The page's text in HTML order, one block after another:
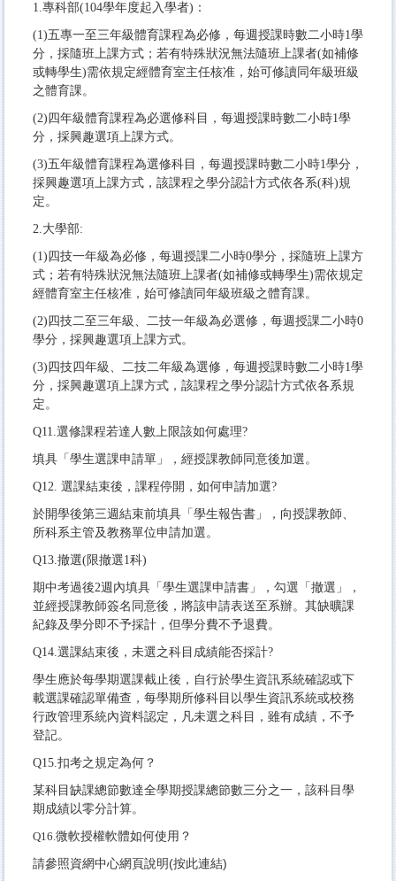
1.專科部(104學年度起入學者)：
(1)五專一至三年級體育課程為必修，每週授課時數二小時1學
分，採隨班上課方式；若有特殊狀況無法隨班上課者(如補修
或轉學生)需依規定經體育室主任核准，始可修讀同年級班級
之體育課。
(2)四年級體育課程為必選修科目，每週授課時數二小時1學
分，採興趣選項上課方式。
(3)五年級體育課程為選修科目，每週授課時數二小時1學分，
採興趣選項上課方式，該課程之學分認計方式依各系(科)規
定。
2.大學部:
(1)四技一年級為必修，每週授課二小時0學分，採隨班上課方
式；若有特殊狀況無法隨班上課者(如補修或轉學生)需依規定
經體育室主任核准，始可修讀同年級班級之體育課。
(2)四技二至三年級、二技一年級為必選修，每週授課二小時0
學分，採興趣選項上課方式。
(3)四技四年級、二技二年級為選修，每週授課時數二小時1學
分，採興趣選項上課方式，該課程之學分認計方式依各系規
定。
Q11.選修課程若達人數上限該如何處理?
填具「學生選課申請單」，經授課教師同意後加選。
Q12. 選課結束後，課程停開，如何申請加選?
於開學後第三週結束前填具「學生報告書」，向授課教師、
所科系主管及教務單位申請加選。
Q13.撤選(限撤選1科)
期中考過後2週內填具「學生選課申請書」，勾選「撤選」，
並經授課教師簽名同意後，將該申請表送至系辦。其缺曠課
紀錄及學分即不予採計，但學分費不予退費。
Q14.選課結束後，未選之科目成績能否採計?
學生應於每學期選課截止後，自行於學生資訊系統確認或下
載選課確認單備查，每學期所修科目以學生資訊系統或校務
行政管理系統內資料認定，凡未選之科目，雖有成績，不予
登記。
Q15.扣考之規定為何？
某科目缺課總節數達全學期授課總節數三分之一，該科目學
期成績以零分計算。
Q16.微軟授權軟體如何使用？
請參照資網中心網頁說明(按此連結)